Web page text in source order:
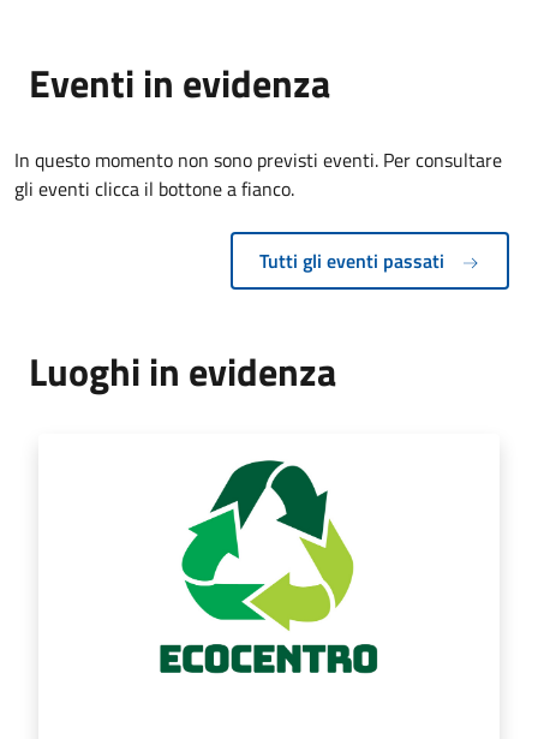
Eventi in evidenza
In questo momento non sono previsti eventi. Per consultare
gli eventi clicca il bottone a fianco.
Tutti gli eventi passati
Luoghi in evidenza